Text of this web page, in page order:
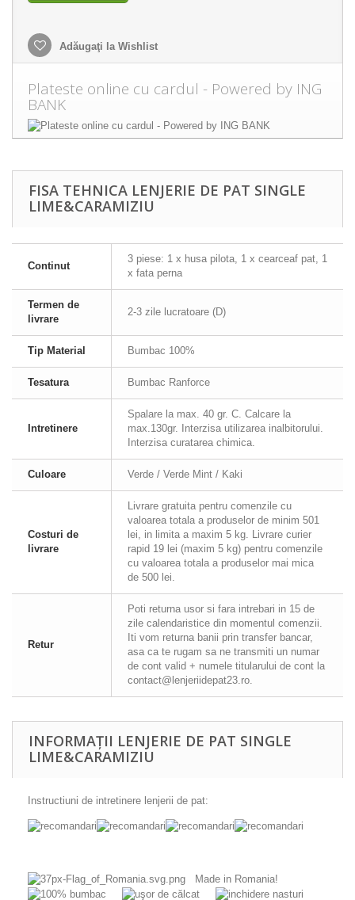
Adăugaţi la Wishlist
Plateste online cu cardul - Powered by ING
BANK
FISA TEHNICA LENJERIE DE PAT SINGLE
LIME&CARAMIZIU
Continut
3 piese: 1 x husa pilota, 1 x cearceaf pat, 1
x fata perna
Termen de
livrare
2-3 zile lucratoare (D)
Tip Material Bumbac 100%
Tesatura Bumbac Ranforce
Intretinere
Spalare la max. 40 gr. C. Calcare la
max.130gr. Interzisa utilizarea inalbitorului.
Interzisa curatarea chimica.
Culoare Verde / Verde Mint / Kaki
Costuri de
livrare
Livrare gratuita pentru comenzile cu
valoarea totala a produselor de minim 501
lei, in limita a maxim 5 kg. Livrare curier
rapid 19 lei (maxim 5 kg) pentru comenzile
cu valoarea totala a produselor mai mica
de 500 lei.
Retur
Poti returna usor si fara intrebari in 15 de
zile calendaristice din momentul comenzii.
Iti vom returna banii prin transfer bancar,
asa ca te rugam sa ne transmiti un numar
de cont valid + numele titularului de cont la
contact@lenjeriidepat23.ro.
INFORMAȚII LENJERIE DE PAT SINGLE
LIME&CARAMIZIU
Instructiuni de intretinere lenjerii de pat:
Made in Romania!